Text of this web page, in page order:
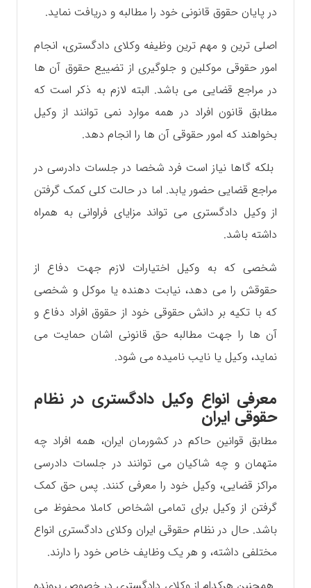
در پایان حقوق قانونی خود را مطالبه و دریافت نماید.
اصلی ترین و مهم ترین وظیفه وکلای دادگستری، انجام
امور حقوقی موکلین و جلوگیری از تضییع حقوق آن ها
در مراجع قضایی می باشد. البته لازم‌ به ذکر است که
مطابق قانون افراد در همه موارد نمی توانند از وکیل
بخواهند که‌ امور حقوقی آن ها را انجام دهد.
بلکه گاها نیاز است فرد شخصا در جلسات دادرسی در
مراجع قضایی حضور یابد. اما در حالت کلی کمک گرفتن
از وکیل دادگستری می تواند مزایای فراوانی به همراه
داشته باشد.
شخصی که به وکیل اختیارات لازم جهت دفاع از
حقوقش را می دهد، نیابت دهنده یا موکل و شخصی
که با تکیه بر دانش حقوقی خود از حقوق افراد دفاع و
آن ها را جهت مطالبه حق قانونی اشان حمایت می
نماید، وکیل یا نایب نامیده می شود.
معرفی انواع وکیل دادگستری در نظام
حقوقی ایران
مطابق قوانین حاکم در کشورمان ایران، همه افراد چه
متهمان و چه شاکیان می توانند در جلسات دادرسی
مراکز قضایی، وکیل خود را معرفی کنند‌. پس حق کمک
گرفتن از وکیل برای تمامی اشخاص کاملا محفوظ می
باشد. حال در نظام حقوقی ایران وکلای دادگستری انواع
مختلفی داشته، و هر یک وظایف خاص خود را دارند.